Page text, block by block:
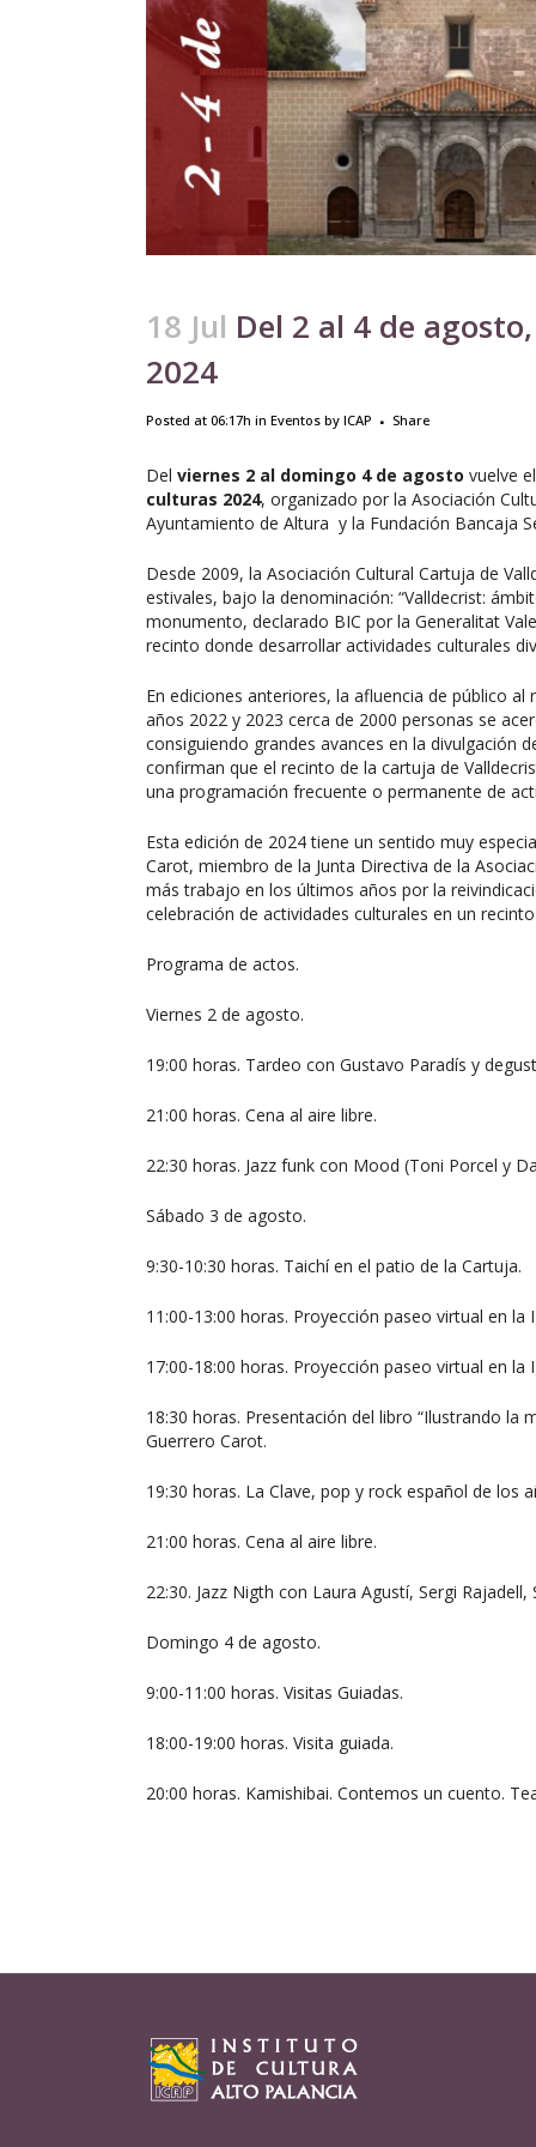
18 Jul Del 2 al 4 de
2024
Posted at 06:17h in Eventos by ICAP Share
Del viernes 2 al domingo 4 de agosto vuelve
culturas 2024, organizado por la Asociación
Ayuntamiento de Altura y la Fundación Bancaja
Desde 2009, la Asociación Cultural Cartuja de
estivales, bajo la denominación: “Valldecrist:
monumento, declarado BIC por la Generalitat
recinto donde desarrollar actividades culturales
En ediciones anteriores, la afluencia de público
años 2022 y 2023 cerca de 2000 personas se
consiguiendo grandes avances en la divulgación
confirman que el recinto de la cartuja de
una programación frecuente o permanente de
Esta edición de 2024 tiene un sentido muy
Carot, miembro de la Junta Directiva de la
más trabajo en los últimos años por la
celebración de actividades culturales en un
Programa de actos.
Viernes 2 de agosto.
19:00 horas. Tardeo con Gustavo Paradís y
21:00 horas. Cena al aire libre.
22:30 horas. Jazz funk con Mood (Toni Porcel y
Sábado 3 de agosto.
9:30-10:30 horas. Taichí en el patio de la Cartuja.
11:00-13:00 horas. Proyección paseo virtual en la
17:00-18:00 horas. Proyección paseo virtual en la
18:30 horas. Presentación del libro “Ilustrando
Guerrero Carot.
19:30 horas. La Clave, pop y rock español de los
21:00 horas. Cena al aire libre.
22:30. Jazz Nigth con Laura Agustí, Sergi
Domingo 4 de agosto.
9:00-11:00 horas. Visitas Guiadas.
18:00-19:00 horas. Visita guiada.
20:00 horas. Kamishibai. Contemos un cuento.